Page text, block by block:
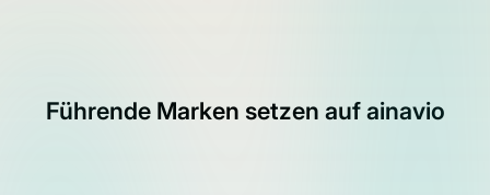
Führende Marken setzen auf ainavio